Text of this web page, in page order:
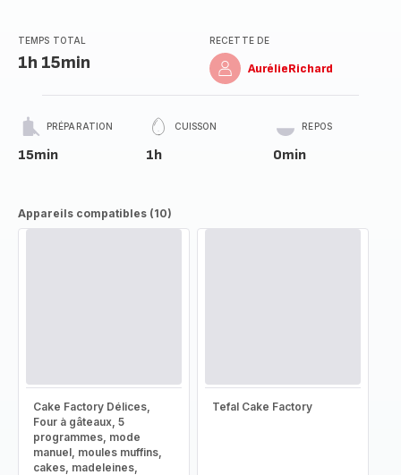
TEMPS TOTAL
1h 15min
RECETTE DE
AurélieRichard
PRÉPARATION
15min
CUISSON
1h
REPOS
0min
Appareils compatibles (10)
Cake Factory Délices,
Four à gâteaux, 5
programmes, mode
manuel, moules muffins,
cakes, madeleines,
Tefal Cake Factory